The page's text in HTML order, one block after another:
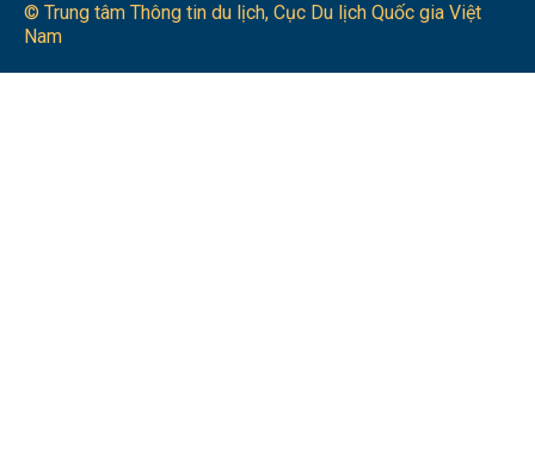
© Trung tâm Thông tin du lịch​, Cục Du lịch Quốc gia Việt
Nam